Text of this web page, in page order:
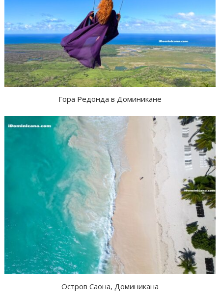
Гора Редонда в Доминикане
Остров Саона, Доминикана